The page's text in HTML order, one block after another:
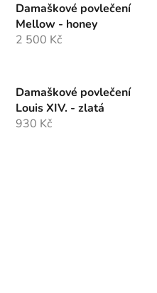
Damaškové povlečení
Mellow - honey
2 500 Kč
Damaškové povlečení
Louis XIV. - zlatá
930 Kč